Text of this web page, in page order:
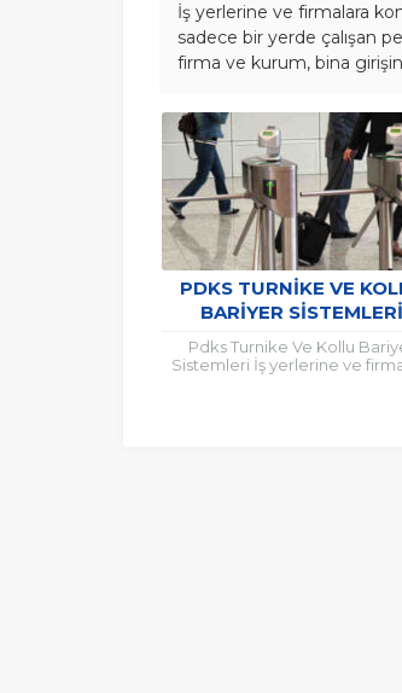
İş yerlerine ve firmalara
sadece bir yerde çalışan
firma ve kurum, bina
PDKS TURNIKE VE
BARIYER SISTEMLERI
Pdks Turnike Ve Kollu
Sistemleri İş yerlerine ve